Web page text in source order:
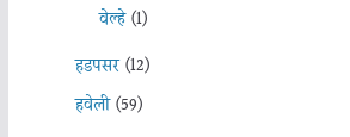
वेल्हे(1)
हडपसर(12)
हवेली(59)